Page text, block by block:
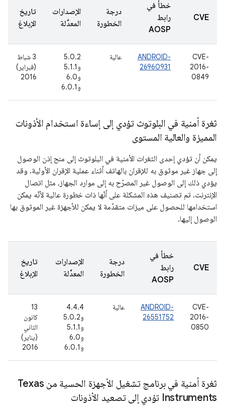
CVE
خطأ في
رابط
AOSP
درجة
الخطورة
الإصدارات
المعدَّلة
تاريخ
الإبلاغ
CVE-
2016-
0849
ANDROID-
26960931
عالية
5.0.2
و5.1.1
و6.0
و6.0.1
3 شباط
(فبراير)
2016
ثغرة أمنية في البلوتوث تؤدي إلى إساءة استخدام الأذونات
المميزة والعالية المستوى
يمكن أن تؤدي إحدى الثغرات الأمنية في البلوتوث إلى منح إذن الوصول
إلى جهاز غير موثوق به للإقران بالهاتف أثناء عملية الإقران الأولية. وقد
يؤدي ذلك إلى الوصول غير المصرّح به إلى موارد الجهاز، مثل اتصال
الإنترنت. تم تصنيف هذه المشكلة على أنّها ذات خطورة عالية لأنّه يمكن
استخدامها للحصول على ميزات متقدّمة لا يمكن للأجهزة غير الموثوق بها
الوصول إليها.
CVE
خطأ في
رابط
AOSP
درجة
الخطورة
الإصدارات
المعدَّلة
تاريخ
الإبلاغ
CVE-
2016-
0850
ANDROID-
26551752
عالية
4.4.4
و5.0.2
و5.1.1
و6.0
و6.0.1
13
كانون
الثاني
(يناير)
2016
ثغرة أمنية في برنامج تشغيل الأجهزة الحسية من Texas
Instruments تؤدي إلى تصعيد الأذونات